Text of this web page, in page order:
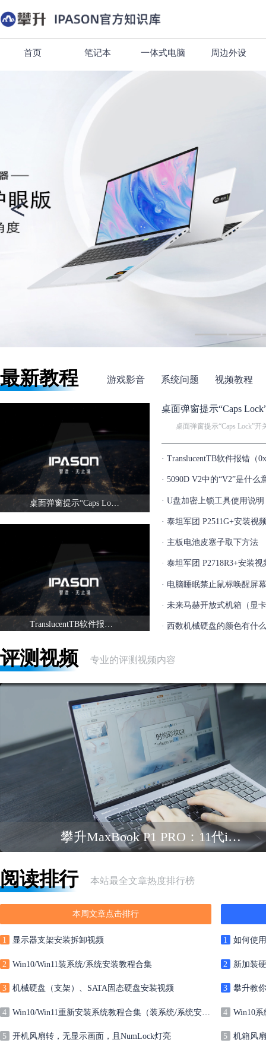
首页 笔记本 一体式电脑 周边外设
<
最新教程 游戏影音 系统问题 视频教程
桌面弹窗提示“Caps Lock”开关
TranslucentTB软件报错（0x80070005）
桌面弹窗提示“Caps
桌面弹窗提示“Caps Lock”开
· TranslucentTB软件报错（
· 5090D V2中的“V2”是什么
· U盘加密上锁工具使用说明
· 泰坦军团 P2511G+安装视
· 主板电池皮塞子取下方法
· 泰坦军团 P2718R3+安装视
· 电脑睡眠禁止鼠标唤醒屏
· 未来马赫开放式机箱（显
· 西数机械硬盘的颜色有什
评测视频 专业的评测视频内容
攀升MaxBook P1 PRO：11代i3 1115G4商务纤薄本评测
阅读排行 本站最全文章热度排行榜
本周文章点击排行
1 显示器支架安装拆卸视频
2 Win10/Win11装系统/系统安装教程合集
3 机械硬盘（支架）、SATA固态硬盘安装视频
4
5 开机风扇转，无显示画面，且NumLock灯亮
1 如何使
2 新加装
3 攀升教
4 Win10
5 机箱风